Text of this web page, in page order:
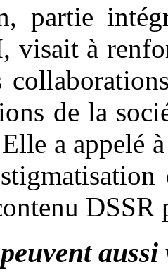
partie
visait à
de la
a appelé
DSSR